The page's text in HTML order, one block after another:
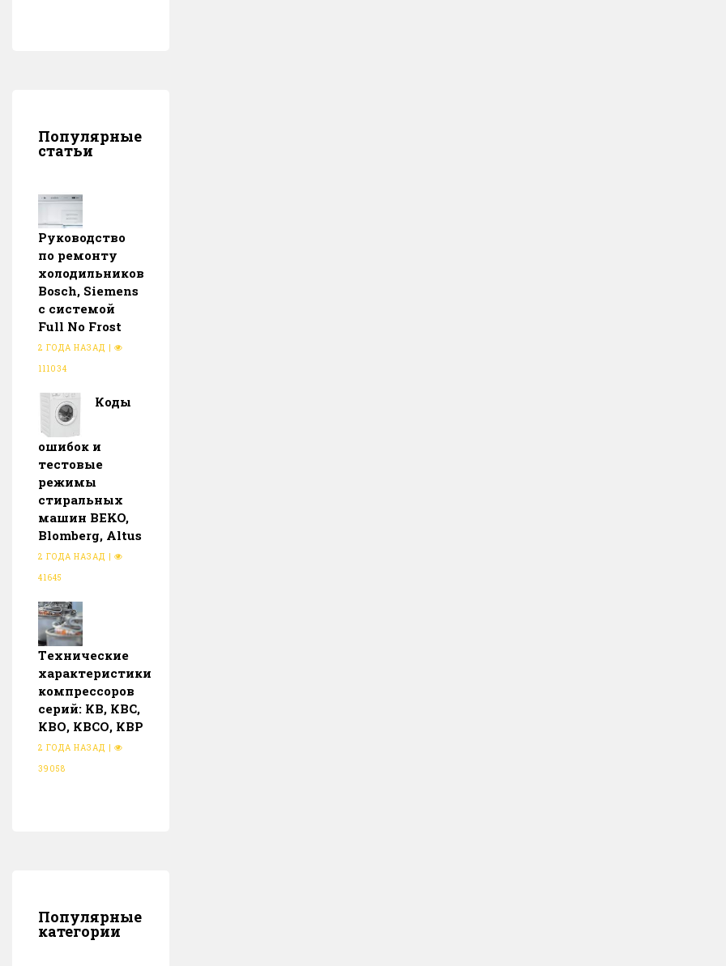
Популярные
статьи
Руководство
по ремонту
холодильников
Bosch, Siemens
с системой
Full No Frost
2 ГОДА НАЗАД |
111034
Коды
ошибок и
тестовые
режимы
стиральных
машин BEKO,
Blomberg, Altus
2 ГОДА НАЗАД |
41645
Тeхнические
характеристики
компрессоров
серий: КВ, КВС,
КВО, КВСО, КВР
2 ГОДА НАЗАД |
39058
Популярные
категории